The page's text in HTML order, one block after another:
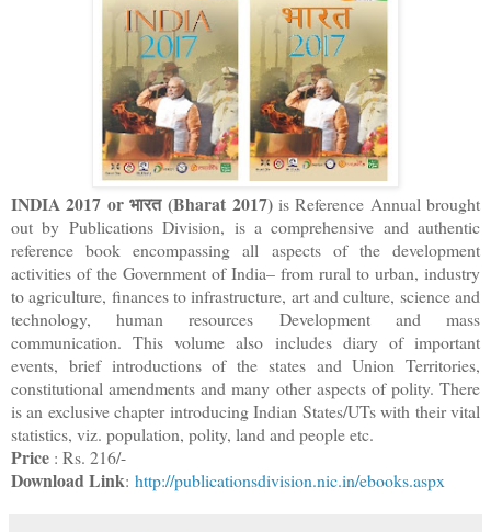
INDIA 2017 or भारत (Bharat 2017)is Reference Annual brought
out by Publications Division, is a comprehensive and authentic
reference book encompassing all aspects of the development
activities of the Government of India– from rural to urban, industry
to agriculture, finances to infrastructure, art and culture, science and
technology, human resources Development and mass
communication. This volume also includes diary of important
events, brief introductions of the states and Union Territories,
constitutional amendments and many other aspects of polity. There
is an exclusive chapter introducing Indian States/UTs with their vital
statistics, viz. population, polity, land and people etc.
Price : Rs. 216/-
Download Link: http://publicationsdivision.nic.in/ebooks.aspx